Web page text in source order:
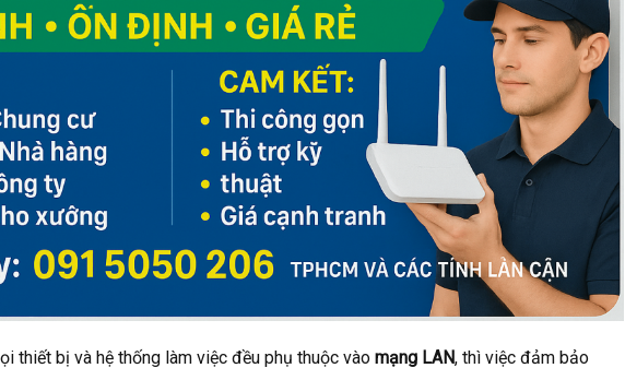
thiết bị và hệ thống làm việc đều phụ thuộc vào mạng LAN, thì việc đảm bảo